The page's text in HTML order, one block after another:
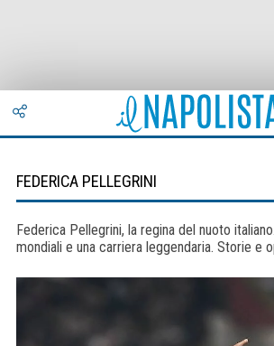
FEDERICA PELLEGRINI
Federica Pellegrini, la regina del nuoto
mondiali e una carriera leggendaria. Storie e